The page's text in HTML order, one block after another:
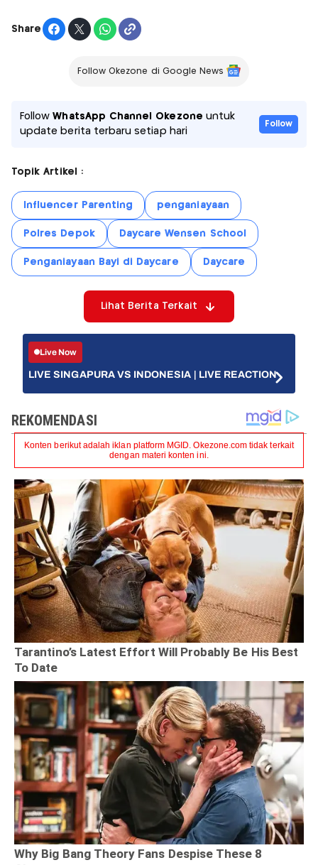
Share
Follow Okezone di Google News
FollowWhatsApp Channel Okezone untuk
update berita terbaru setiap hari
Follow
Topik Artikel :
Influencer Parenting penganiayaan
Polres Depok Daycare Wensen School
Penganiayaan Bayi di Daycare Daycare
Lihat Berita Terkait
Live Now
LIVE SINGAPURA VS INDONESIA | LIVE REACTION